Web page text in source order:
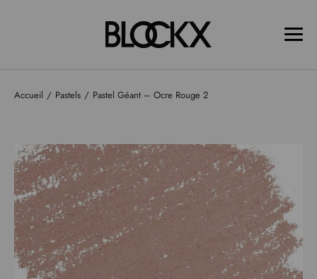
Accueil Pastels Pastel Géant – Ocre Rouge 2